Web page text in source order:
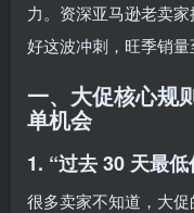
力。资深亚马逊老卖
好这波冲刺，旺季销量
一、大促核心规
单机会
1. “过去 30 天最
很多卖家不知道，大